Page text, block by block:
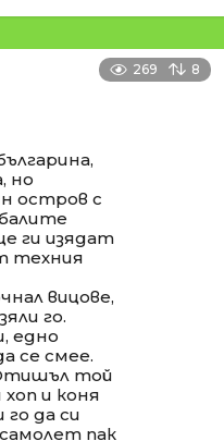
269 8
но
остров с
ги изядат
техния
вицове,
го.
едно
се смее.
той
и коня
го да си
пак